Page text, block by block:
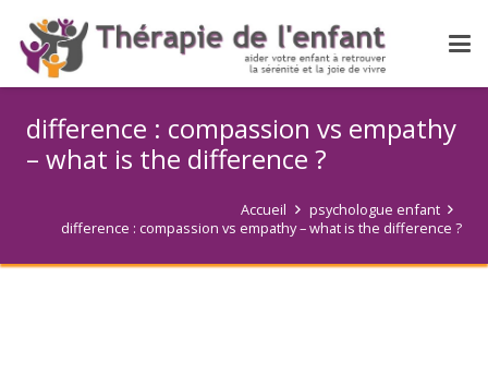
difference : compassion vs empathy
– what is the difference ?
Accueil
psychologue enfant
difference : compassion vs empathy – what is the difference ?